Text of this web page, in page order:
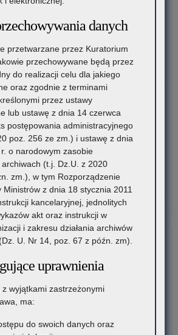
stopnia, szkołach policealnych,
stopnia, publicznych szkołach
– postępowanie rekrutacyjne na
oraz po przeprowadzeniu postępowania
na rok szkolny 2026/2027
Czytaj więcej
Filmowy „Wieś mnie kręci, ja kręcę
Ponidzie” w Chrobrzu zaprasza do
danych
przetwarzane przez Kuratorium
przechowywane będą przez
do realizacji celu dla jakiego
oraz zgodnie z terminami
przez ustawy
lub ustawę z dnia 14 czerwca
postępowania administracyjnego
poz. 256 ze zm.) i ustawę z dnia
o narodowym zasobie
(t.j. Dz.U. z 2020
zm.), w tym Rozporządzenie
Ministrów z dnia 18 stycznia 2011
kancelaryjnej, jednolitych
akt oraz instrukcji w
i zakresu działania archiwów
U. Nr 14, poz. 67 z późn. zm).
uprawnienia
z wyjątkami zastrzeżonymi
ma:
do swoich danych oraz